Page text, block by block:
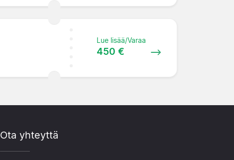
Lue lisää/Varaa
450 €
Ota yhteyttä